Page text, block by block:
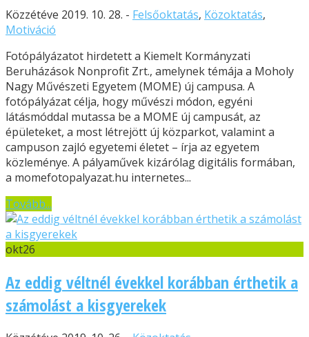
Közzétéve 2019. 10. 28. - Felsőoktatás, Közoktatás,
Motiváció
Fotópályázatot hirdetett a Kiemelt Kormányzati
Beruházások Nonprofit Zrt., amelynek témája a Moholy
Nagy Művészeti Egyetem (MOME) új campusa. A
fotópályázat célja, hogy művészi módon, egyéni
látásmóddal mutassa be a MOME új campusát, az
épületeket, a most létrejött új közparkot, valamint a
campuson zajló egyetemi életet – írja az egyetem
közleménye. A pályaművek kizárólag digitális formában,
a momefotopalyazat.hu internetes...
Tovább...
okt26
Az eddig véltnél évekkel korábban érthetik a
számolást a kisgyerekek